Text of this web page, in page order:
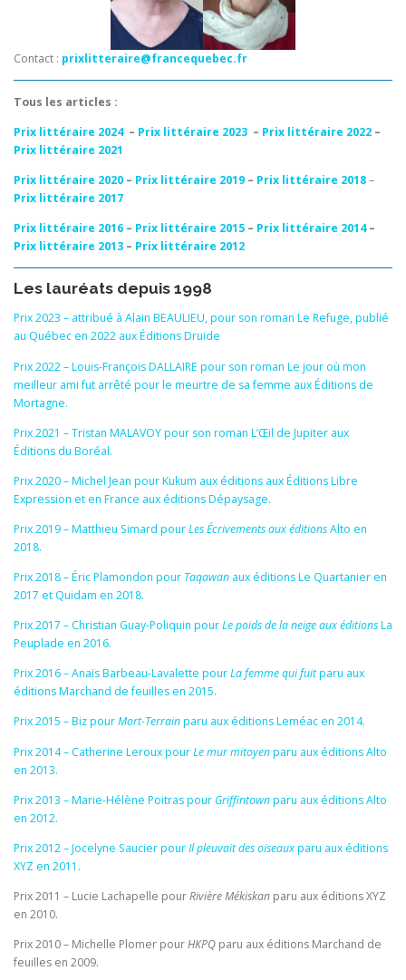
Contact : prixlitteraire@francequebec.fr
Tous les articles :
Prix littéraire 2024– Prix littéraire 2023 – Prix littéraire 2022 –
Prix littéraire 2021
Prix littéraire 2020 – Prix littéraire 2019 – Prix littéraire 2018–
Prix littéraire 2017
Prix littéraire 2016 – Prix littéraire 2015 – Prix littéraire 2014–
Prix littéraire 2013 – Prix littéraire 2012
Les lauréats depuis 1998
Prix 2023 – attribué à Alain BEAULIEU, pour son roman Le Refuge, publié
au Québec en 2022 aux Éditions Druide
Prix 2022 – Louis-François DALLAIRE pour son roman Le jour où mon
meilleur ami fut arrêté pour le meurtre de sa femme aux Éditions de
Mortagne.
Prix 2021 – Tristan MALAVOY pour son roman L’Œil de Jupiter aux
Éditions du Boréal.
Prix 2020 – Michel Jean pour Kukum aux éditions aux Éditions Libre
Expression et en France aux éditions Dépaysage.
Prix 2019 – Matthieu Simard pourLes Écrivements aux éditionsAlto en
2018.
Prix 2018 – Éric Plamondon pour Taqawan aux éditions Le Quartanier en
2017 et Quidam en 2018.
Prix 2017 – Christian Guay-Poliquin pourLe poids de la neige aux éditionsLa
Peuplade en 2016.
Prix 2016 – Anaïs Barbeau-Lavalette pourLa femme qui fuitparu aux
éditions Marchand de feuilles en 2015.
Prix 2015 – Biz pourMort-Terrainparu aux éditions Leméac en 2014.
Prix 2014 – Catherine Leroux pourLe mur mitoyenparu aux éditions Alto
en 2013.
Prix 2013 – Marie-Hélène Poitras pour Griffintownparu aux éditions Alto
en 2012.
Prix 2012 – Jocelyne Saucier pourIl pleuvait des oiseauxparu aux éditions
XYZ en 2011.
Prix 2011 – Lucie Lachapelle pourRivière Mékiskan paru aux éditions XYZ
en 2010.
Prix 2010 – Michelle Plomer pourHKPQ paru aux éditions Marchand de
feuilles en 2009.